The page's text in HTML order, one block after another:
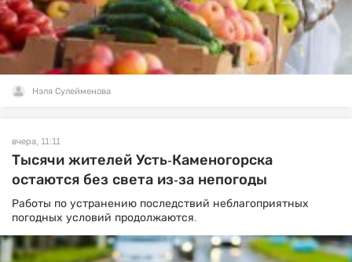
Нэля Сулейменова
вчера, 11:11
Тысячи жителей Усть-Каменогорска
остаются без света из-за непогоды
Работы по устранению последствий неблагоприятных
погодных условий продолжаются.